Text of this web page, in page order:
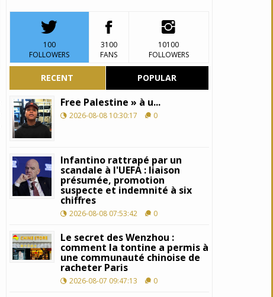
100
FOLLOWERS
3100
FANS
10100
FOLLOWERS
RECENT POPULAR
Free Palestine » à u...
2026-08-08 10:30:17 0
Infantino rattrapé par un
scandale à l'UEFA : liaison
présumée, promotion
suspecte et indemnité à six
chiffres
2026-08-08 07:53:42 0
Le secret des Wenzhou :
comment la tontine a permis à
une communauté chinoise de
racheter Paris
2026-08-07 09:47:13 0